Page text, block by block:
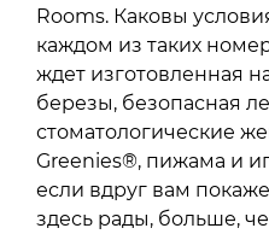
Rooms. Каковы
каждом из таких
ждет изготовленная
березы, безопасная
стоматологические
Greenies®, пижама и
если вдруг вам
здесь рады, больше,